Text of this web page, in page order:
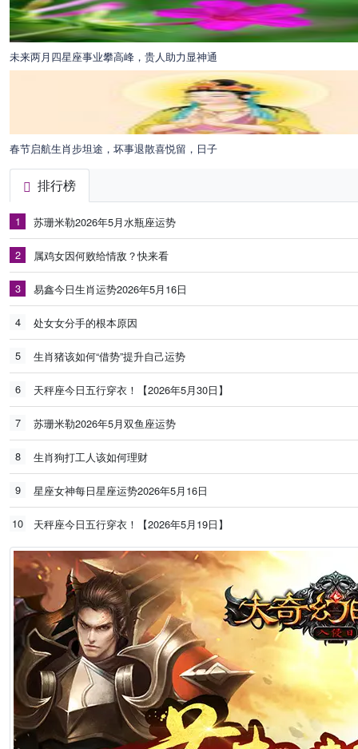
未来两月四星座事业攀高峰，贵人助力显神通
春节启航生肖步坦途，坏事退散喜悦留，日子
排行榜
1 苏珊米勒2026年5月水瓶座运势
2 属鸡女因何败给情敌？快来看
3 易鑫今日生肖运势2026年5月16日
4 处女女分手的根本原因
5 生肖猪该如何“借势”提升自己运势
6 天秤座今日五行穿衣！【2026年5月30日】
7 苏珊米勒2026年5月双鱼座运势
8 生肖狗打工人该如何理财
9 星座女神每日星座运势2026年5月16日
10 天秤座今日五行穿衣！【2026年5月19日】